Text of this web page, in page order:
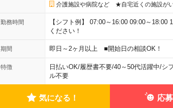
介護施設や病院など ★自宅近くの施設が
勤務時間
【シフト例】 07:00～16:00 09:00～
ください！
期間 即日～2ヶ月以上 ■開始日の相談OK！
特徴 日払いOK/履歴書不要/40～50代活躍中/シ
ル不要
気になる！ 応